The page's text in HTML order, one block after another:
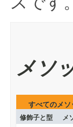
メソ
すべてのメソ
修飾子と型 メ